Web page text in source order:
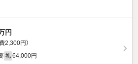
円
2,300円）
礼 64,000円